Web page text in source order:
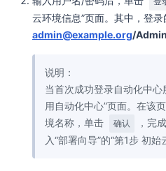
云环境信息”页面。其中，登
admin@example.org/
说明：
当首次成功登录自动化中心
用自动化中心”页面。在该
境名称，单击
确认
，完
入“部署向导”的“第1步 初始